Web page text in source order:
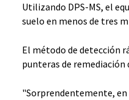
Utilizando DPS-MS, el
suelo en menos de tres
El método de detección
punteras de remediación
"Sorprendentemente,